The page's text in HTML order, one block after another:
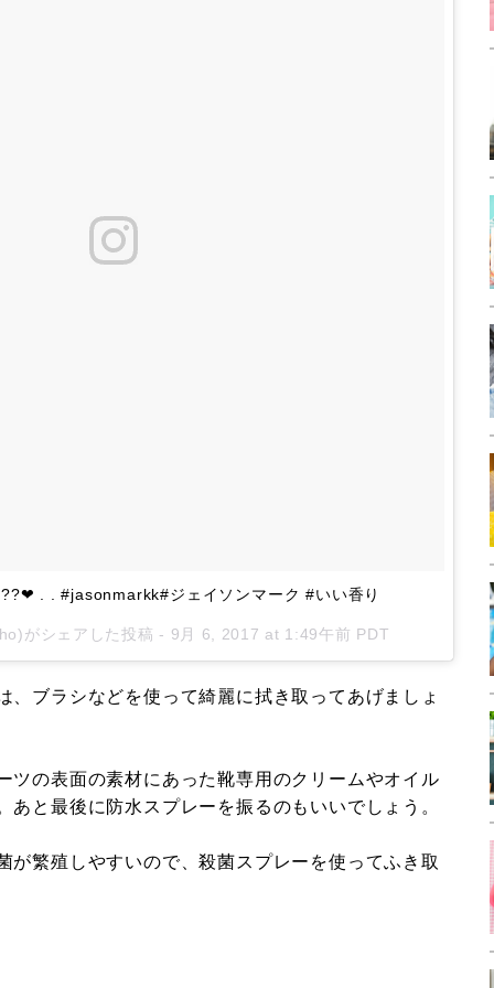
. . #jasonmarkk#ジェイソンマーク #いい香り
がシェアした投稿 - 9月 6, 2017 at 1:49午前 PDT
、ブラシなどを使って綺麗に拭き取ってあげましょ
ツの表面の素材にあった靴専用のクリームやオイル
あと最後に防水スプレーを振るのもいいでしょう。
が繁殖しやすいので、殺菌スプレーを使ってふき取